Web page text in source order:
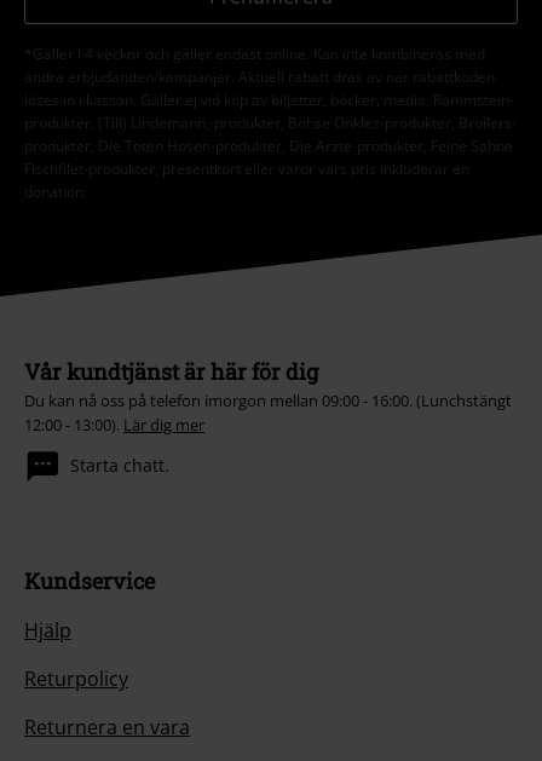
*Gäller i 4 veckor och gäller endast online. Kan inte kombineras med
andra erbjudanden/kampanjer. Aktuell rabatt dras av när rabattkoden
löses in i kassan. Gäller ej vid köp av biljetter, böcker, media, Rammstein-
produkter, (Till) Lindemann,-produkter, Böhse Onklez-produkter, Broilers-
produkter, Die Toten Hosen-produkter, Die Ärzte-produkter, Feine Sahne
Fischfilet-produkter, presentkort eller varor vars pris inkluderar en
donation.
Vår kundtjänst är här för dig
Du kan nå oss på telefon imorgon mellan 09:00 - 16:00. (Lunchstängt
12:00 - 13:00). Lär dig mer
Starta chatt.
Kundservice
Hjälp
Returpolicy
Returnera en vara